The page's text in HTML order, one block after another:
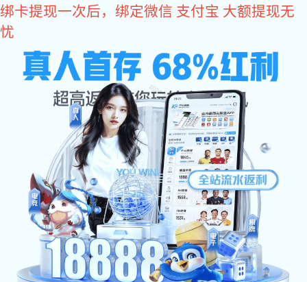
6t体育
门配件
推拉门拉手KS-A02
发布日期：2020-11-10 17:07 浏览次数：276